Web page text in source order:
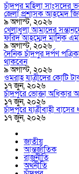
চাঁদপুর মহিলা সাংসদের
জেলা প্রশাসক আহমেদ
৯ অগাস্ট, ২০২৬
খেলাধুলা আমাদের
ফরিদ আহম্মেদ মানিক
৯ অগাস্ট, ২০২৬
দৈনিক চাঁদপুর দর্পণ
থাকবেন
৯ অগাস্ট, ২০২৬
ওমরাহ যাত্রীদের কোটি
১৭ জুন, ২০২৬
চাঁদপুরে ভোক্তা অধিকার
১৭ জুন, ২০২৬
চাঁদপুরে যাত্রীবাহী
১৭ জুন, ২০২৬
জাতীয়
আন্তর্জাতিক
রাজনীতি
অর্থনীতি